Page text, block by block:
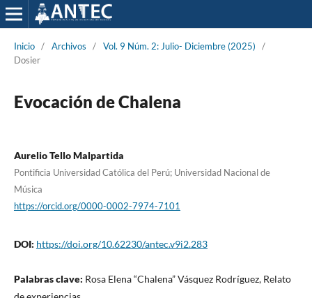
Inicio / Archivos / Vol. 9 Núm. 2: Julio- Diciembre (2025)
/
Dosier
Evocación de Chalena
Aurelio Tello Malpartida
Pontificia Universidad Católica del Perú; Universidad Nacional de
Música
https://orcid.org/0000-0002-7974-7101
DOI: https://doi.org/10.62230/antec.v9i2.283
Palabras clave: Rosa Elena “Chalena” Vásquez Rodríguez, Relato